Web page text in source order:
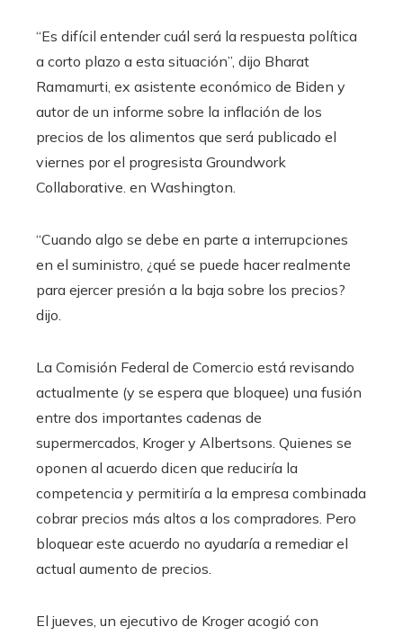
“Es difícil entender cuál será la respuesta política
a corto plazo a esta situación”, dijo Bharat
Ramamurti, ex asistente económico de Biden y
autor de un informe sobre la inflación de los
precios de los alimentos que será publicado el
viernes por el progresista Groundwork
Collaborative. en Washington.
“Cuando algo se debe en parte a interrupciones
en el suministro, ¿qué se puede hacer realmente
para ejercer presión a la baja sobre los precios?
dijo.
La Comisión Federal de Comercio está revisando
actualmente (y se espera que bloquee) una fusión
entre dos importantes cadenas de
supermercados, Kroger y Albertsons. Quienes se
oponen al acuerdo dicen que reduciría la
competencia y permitiría a la empresa combinada
cobrar precios más altos a los compradores. Pero
bloquear este acuerdo no ayudaría a remediar el
actual aumento de precios.
El jueves, un ejecutivo de Kroger acogió con